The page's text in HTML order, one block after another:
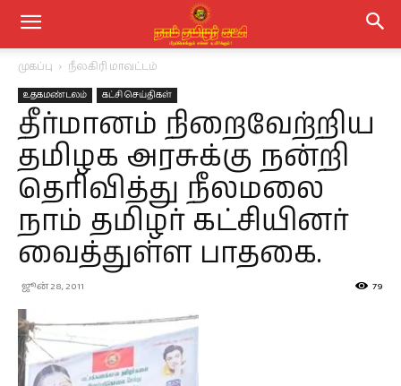
முகப்பு நீலகிரி மாவட்டம்
உதகமண்டலம் கட்சி செய்திகள்
தீர்மானம் நிறைவேற்றிய
தமிழக அரசுக்கு நன்றி
தெரிவித்து நீலமலை
நாம் தமிழர் கட்சியினர்
வைத்துள்ள பாதகை.
ஜூன் 28, 2011 79